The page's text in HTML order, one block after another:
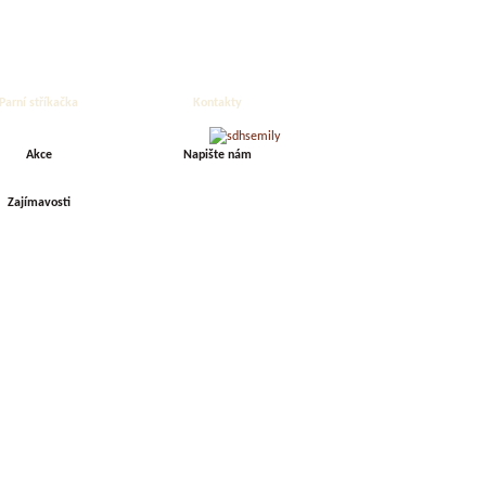
Parní stříkačka
Akce
Zajímavosti
Kontakty
Napište nám